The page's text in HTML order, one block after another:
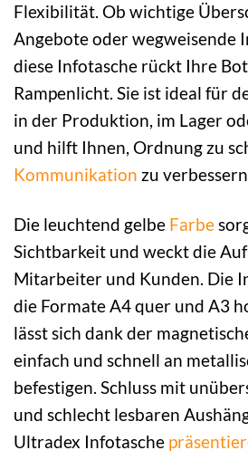
Flexibilität. Ob wichtige
Angebote oder wegweisende
diese Infotasche rückt Ihre
Rampenlicht. Sie ist ideal für
in der Produktion, im Lager
und hilft Ihnen, Ordnung zu
Kommunikation zu
Die leuchtend gelbe Farbe
Sichtbarkeit und weckt die
Mitarbeiter und Kunden. Die
die Formate A4 quer und A3
lässt sich dank der
einfach und schnell an
befestigen. Schluss mit
und schlecht lesbaren
Ultradex Infotasche